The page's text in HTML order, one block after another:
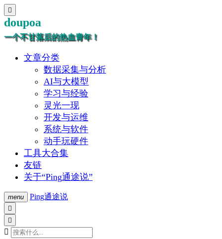

doupoa
一个不甘落后的热血青年！
文章分类
数据采集与分析
AI与大模型
学习与经验
灵光一现
开发与运维
系统与软件
动手玩硬件
工具大合集
友链
关于“Ping通途说”
menu Ping通途说


